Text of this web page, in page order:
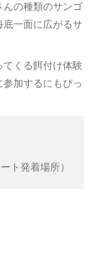
んの種類のサンゴ
一面に広がるサ
くる餌付け体験
加するにもぴっ
ト発着場所）